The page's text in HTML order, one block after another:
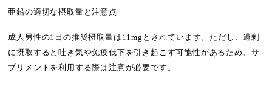
亜鉛の適切な摂取量と注意点
成人男性の1日の推奨摂取量は11mgとされています。ただし、過剰
に摂取すると吐き気や免疫低下を引き起こす可能性があるため、サ
プリメントを利用する際は注意が必要です。